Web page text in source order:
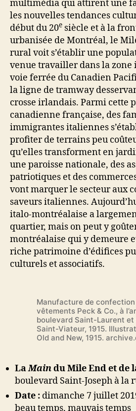
multimédia qui attirent une
les nouvelles tendances
début du 20e siècle et à la
urbanisée de Montréal, le
rural voit s’établir une
venue travailler dans la
voie ferrée du Canadien
la ligne de tramway
crosse irlandais. Parmi cette
canadienne française, des
immigrantes italiennes
profiter de terrains peu
qu’elles transforment en
une paroisse nationale, des
patriotiques et des
vont marquer le secteur aux
saveurs italiennes.
italo-montréalaise a
quartier, mais on peut y
montréalaise qui y demeure
riche patrimoine d’édifices
culturels et associatifs.
Manufacture de confection
vêtements Peck & Co., à
boulevard Saint-Laurent et
Saint-Viateur, 1915.
Old and New, 1915.
LaMaindu Mile End et de
boulevard Saint-Joseph à la
Date : dimanche 7 juillet
beau temps, mauvais temps